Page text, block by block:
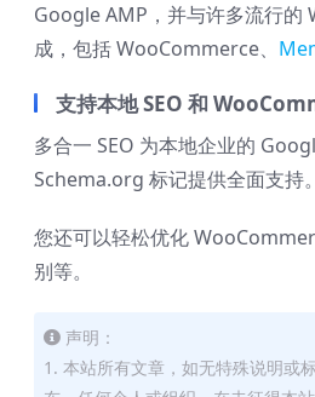
Google AMP，并与许多流行的
成，包括 WooCommerce、
支持本地 SEO 和
多合一 SEO 为本地企业的
Schema.org 标记提供全面支持。
您还可以轻松优化
别等。
声明：
1. 本站所有文章，如无特殊说明或